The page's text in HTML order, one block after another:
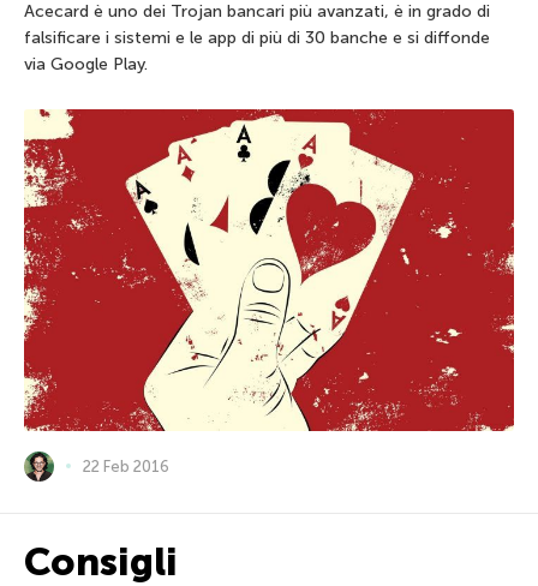
Acecard è uno dei Trojan bancari più avanzati, è in grado di
falsificare i sistemi e le app di più di 30 banche e si diffonde
via Google Play.
22 Feb 2016
Consigli